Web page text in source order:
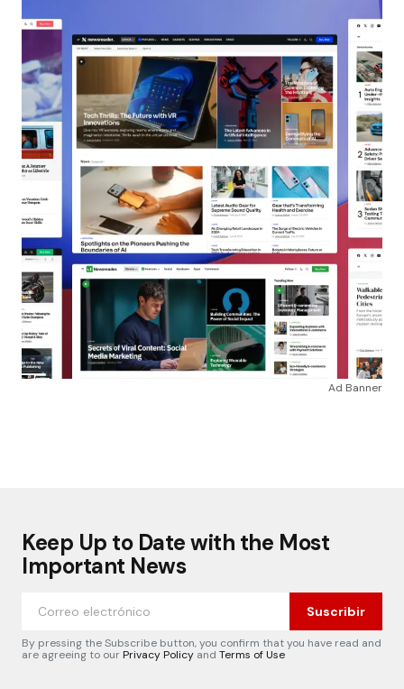
Ad Banner
Keep Up to Date with the Most
Important News
Suscribir
By pressing the Subscribe button, you confirm that you have read and
are agreeing to ourPrivacy Policy and Terms of Use